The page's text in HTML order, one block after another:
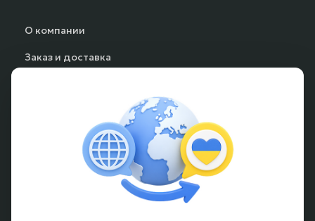
О компании
Заказ и доставка
Гарантия и возврат
Аккумуляторы под заказ
Условия оформления заказа